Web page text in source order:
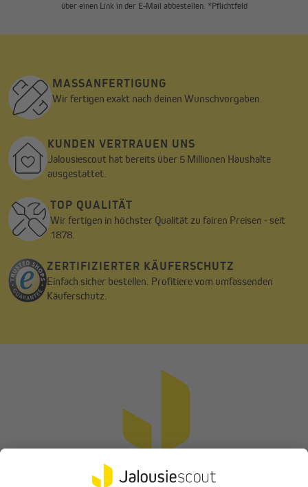
über einen Link in der E-Mail abbestellen. *Pflichtfeld
MASSANFERTIGUNG
Wir fertigen exakt nach deinen Wunschvorgaben.
KUNDEN VERTRAUEN UNS
Jalousiescout hat bereits über 5 Millionen Haushalte
ausgestattet.
TOP QUALITÄT
Wir fertigen in höchster Qualität zu fairen Preisen - seit
1878.
ZERTIFIZIERTER KÄUFERSCHUTZ
Einfach sicher bestellen. Profitiere vom umfassenden
Käuferschutz.